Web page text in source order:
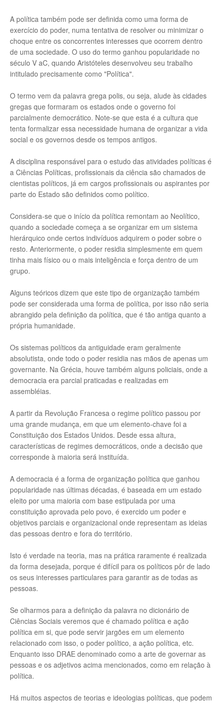
A política também pode ser definida como uma forma de
exercício do poder, numa tentativa de resolver ou minimizar o
choque entre os concorrentes interesses que ocorrem dentro
de uma sociedade. O uso do termo ganhou popularidade no
século V aC, quando Aristóteles desenvolveu seu trabalho
intitulado precisamente como "Política".
O termo vem da palavra grega polis, ou seja, alude às cidades
gregas que formaram os estados onde o governo foi
parcialmente democrático. Note-se que esta é a cultura que
tenta formalizar essa necessidade humana de organizar a vida
social e os governos desde os tempos antigos.
A disciplina responsável para o estudo das atividades políticas é
a Ciências Políticas, profissionais da ciência são chamados de
cientistas políticos, já em cargos profissionais ou aspirantes por
parte do Estado são definidos como político.
Considera-se que o início da política remontam ao Neolítico,
quando a sociedade começa a se organizar em um sistema
hierárquico onde certos indivíduos adquirem o poder sobre o
resto. Anteriormente, o poder residia simplesmente em quem
tinha mais físico ou o mais inteligência e força dentro de um
grupo.
Alguns teóricos dizem que este tipo de organização também
pode ser considerada uma forma de política, por isso não seria
abrangido pela definição da política, que é tão antiga quanto a
própria humanidade.
Os sistemas políticos da antiguidade eram geralmente
absolutista, onde todo o poder residia nas mãos de apenas um
governante. Na Grécia, houve também alguns policiais, onde a
democracia era parcial praticadas e realizadas em
assembléias.
A partir da Revolução Francesa o regime político passou por
uma grande mudança, em que um elemento-chave foi a
Constituição dos Estados Unidos. Desde essa altura,
características de regimes democráticos, onde a decisão que
corresponde à maioria será instituída.
A democracia é a forma de organização política que ganhou
popularidade nas últimas décadas, é baseada em um estado
eleito por uma maioria com base estipulada por uma
constituição aprovada pelo povo, é exercido um poder e
objetivos parciais e organizacional onde representam as ideias
das pessoas dentro e fora do território.
Isto é verdade na teoria, mas na prática raramente é realizada
da forma desejada, porque é difícil para os políticos pôr de lado
os seus interesses particulares para garantir as de todas as
pessoas.
Se olharmos para a definição da palavra no dicionário de
Ciências Sociais veremos que é chamado política e ação
política em si, que pode servir jargões em um elemento
relacionado com isso, o poder político, a ação política, etc.
Enquanto isso DRAE denominado como a arte de governar as
pessoas e os adjetivos acima mencionados, como em relação à
política.
Há muitos aspectos de teorias e ideologias políticas, que podem